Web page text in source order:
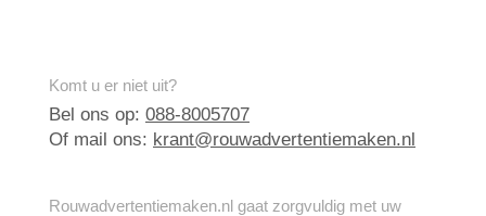
Komt u er niet uit?
Bel ons op: 088-8005707
Of mail ons: krant@rouwadvertentiemaken.nl
Rouwadvertentiemaken.nl gaat zorgvuldig met uw